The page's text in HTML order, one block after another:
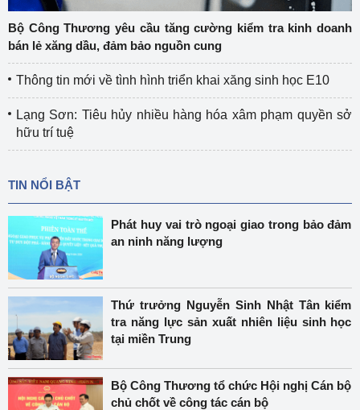
Bộ Công Thương yêu cầu tăng cường kiểm tra kinh doanh
bán lẻ xăng dầu, đảm bảo nguồn cung
Thông tin mới về tình hình triển khai xăng sinh học E10
Lạng Sơn: Tiêu hủy nhiều hàng hóa xâm phạm quyền sở
hữu trí tuệ
TIN NỔI BẬT
Phát huy vai trò ngoại giao trong bảo đảm
an ninh năng lượng
Thứ trưởng Nguyễn Sinh Nhật Tân kiểm
tra năng lực sản xuất nhiên liệu sinh học
tại miền Trung
Bộ Công Thương tổ chức Hội nghị Cán bộ
chủ chốt về công tác cán bộ